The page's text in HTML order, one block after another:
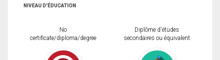
NIVEAU D'ÉDUCATION
No
certificate/diploma/degree
Diplôme d'études
secondaires ou équivalent